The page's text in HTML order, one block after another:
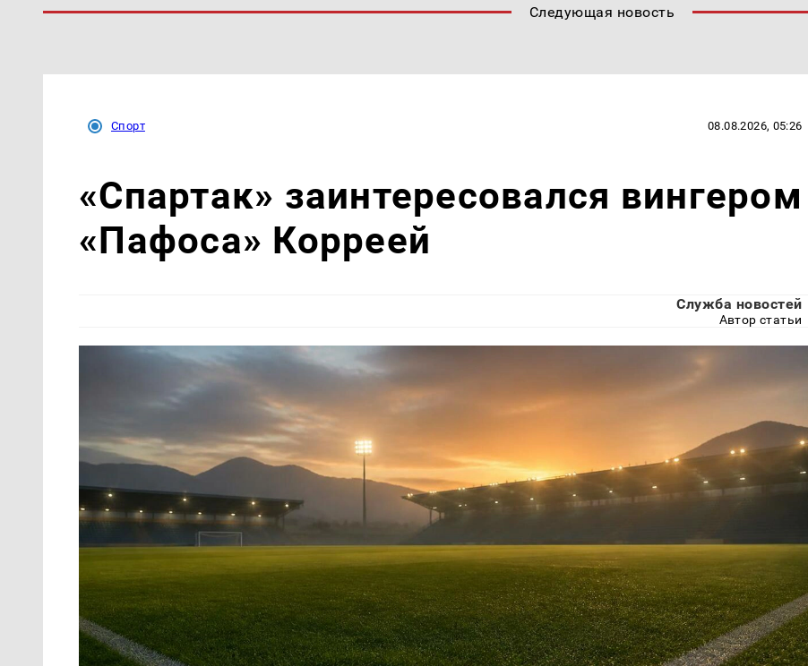
Следующая новость
Спорт 08.08.2026, 05:26
«Спартак» заинтересовался вингером
«Пафоса» Корреей
Служба новостей
Автор статьи